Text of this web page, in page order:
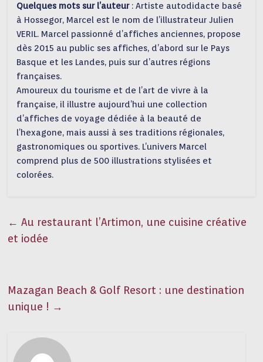
Quelques mots sur l’auteur : Artiste autodidacte basé
à Hossegor, Marcel est le nom de l’illustrateur Julien
VERIL. Marcel passionné d’affiches anciennes, propose
dès 2015 au public ses affiches, d’abord sur le Pays
Basque et les Landes, puis sur d’autres régions
françaises.
Amoureux du tourisme et de l’art de vivre à la
française, il illustre aujourd’hui une collection
d’affiches de voyage dédiée à la beauté de
l’hexagone, mais aussi à ses traditions régionales,
gastronomiques ou sportives. L’univers Marcel
comprend plus de 500 illustrations stylisées et
colorées.
← Au restaurant l’Artimon, une cuisine créative
et iodée
Mazagan Beach & Golf Resort : une destination
unique ! →